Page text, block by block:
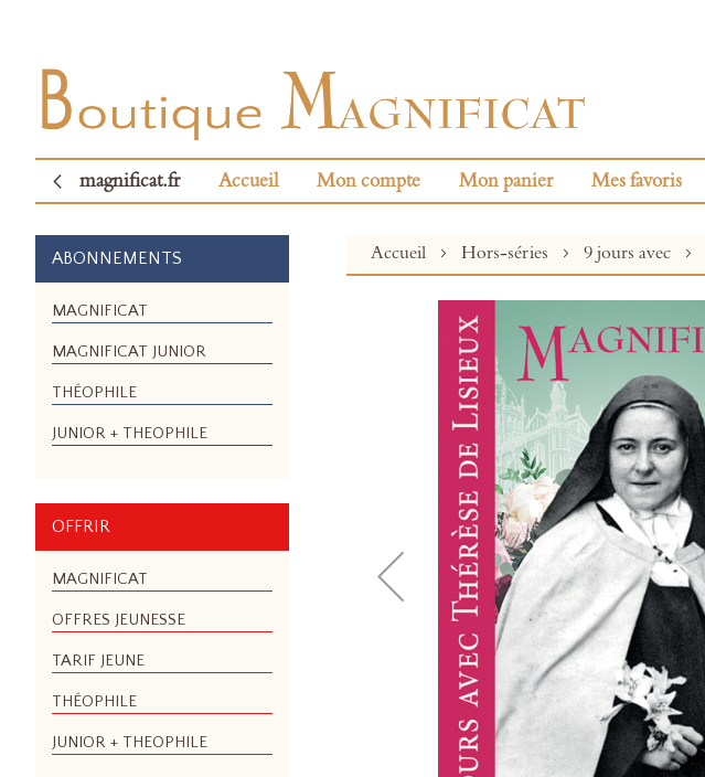
magnificat.fr Accueil Mon compte Mon panier Mes favoris
Accueil Hors-séries 9 jours avec
ABONNEMENTS
MAGNIFICAT
MAGNIFICAT JUNIOR
THÉOPHILE
JUNIOR + THEOPHILE
OFFRIR
MAGNIFICAT
OFFRES JEUNESSE
TARIF JEUNE
THÉOPHILE
JUNIOR + THEOPHILE